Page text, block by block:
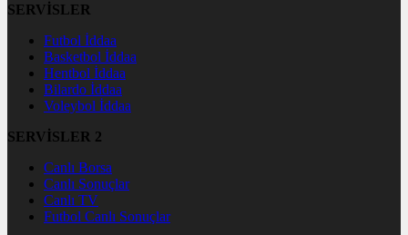
SERVİSLER
Futbol İddaa
Basketbol İddaa
Hentbol İddaa
Bilardo İddaa
Voleybol İddaa
SERVİSLER 2
Canlı Borsa
Canlı Sonuçlar
Canlı TV
Futbol Canlı Sonuçlar